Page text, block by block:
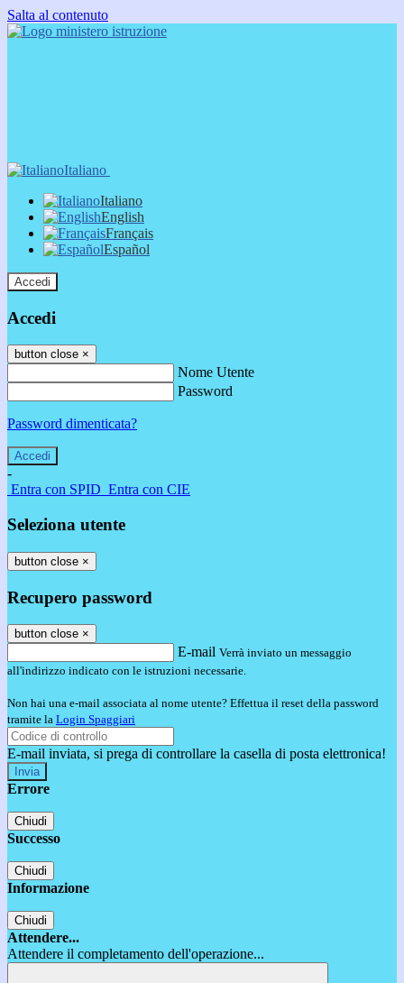
Salta al contenuto
Italiano
Italiano
English
Français
Español
Accedi
Accedi
button close ×
Nome Utente
Password
Password dimenticata?
-
Entra con SPID Entra con CIE
Seleziona utente
button close ×
Recupero password
button close ×
E-mail Verrà inviato un messaggio
all'indirizzo indicato con le istruzioni necessarie.
Non hai una e-mail associata al nome utente? Effettua il reset della password
tramite la Login Spaggiari
E-mail inviata, si prega di controllare la casella di posta elettronica!
Errore
Chiudi
Successo
Chiudi
Informazione
Chiudi
Attendere...
Attendere il completamento dell'operazione...